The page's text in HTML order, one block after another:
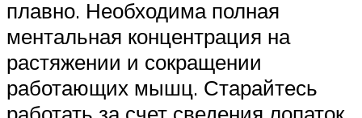
плавно. Необходима полная
ментальная концентрация на
растяжении и сокращении
работающих мышц. Старайтесь